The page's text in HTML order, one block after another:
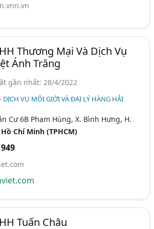
Thương Mại Và Dịch Vụ
Ánh Trăng
gần nhất: 28/4/2022
DỊCH VỤ MÔI GIỚI VÀ ĐẠI LÝ HÀNG HẢI
Cư 6B Phạm Hùng, X. Bình Hưng, H.
Hồ Chí Minh (TPHCM)
Tuấn Châu